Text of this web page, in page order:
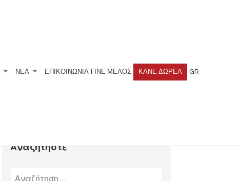
ΝΕΑ ΕΠΙΚΟΙΝΩΝΙΑ ΓΊΝΕ ΜΈΛΟΣ ΚΆΝΕ ΔΩΡΕΆ GR
Αναζητήστε